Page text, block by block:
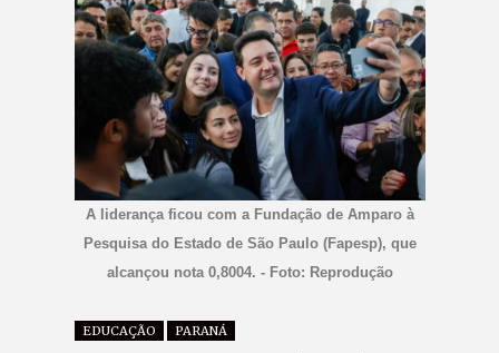
A liderança ficou com a Fundação de Amparo à
Pesquisa do Estado de São Paulo (Fapesp), que
alcançou nota 0,8004. - Foto: Reprodução
EDUCAÇÃO PARANÁ